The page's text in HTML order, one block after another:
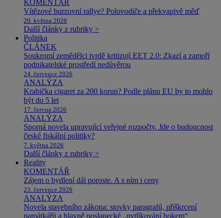
KOMENTÁŘ
Vítězové burzovní rallye? Polovodiče a překvapivě měď
20. května 2026
Další články z rubriky >
Politika
ČLÁNEK
Soukromí zemědělci tvrdě kritizují EET 2.0: Zkazí a zamoří
podnikatelské prostředí nedůvěrou
24. července 2026
ANALÝZA
Krabička cigaret za 200 korun? Podle plánu EU by to mohlo
být do 5 let
17. června 2026
ANALÝZA
Sporná novela upravující veřejné rozpočty. Jde o budoucnost
české fiskální politiky?
7. května 2026
Další články z rubriky >
Reality
KOMENTÁŘ
Zájem o bydlení dál poroste. A s ním i ceny
23. července 2026
ANALÝZA
Novela stavebního zákona: stovky paragrafů, přiškrcení
památkářů a hlavně poslanecké „pytlíkování bokem“